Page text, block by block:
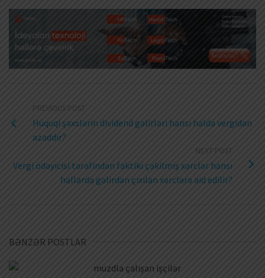
PREVIOUS POST
Hüquqi şəxslərin dividend gəlirləri hansı halda vergidən
azaddır?
NEXT POST
Vergi ödəyicisi tərəfindən faktiki çəkilmiş xərclər hansı
hallarda gəlirdən çıxılan xərclərə aid edilir?
BƏNZƏR POSTLAR